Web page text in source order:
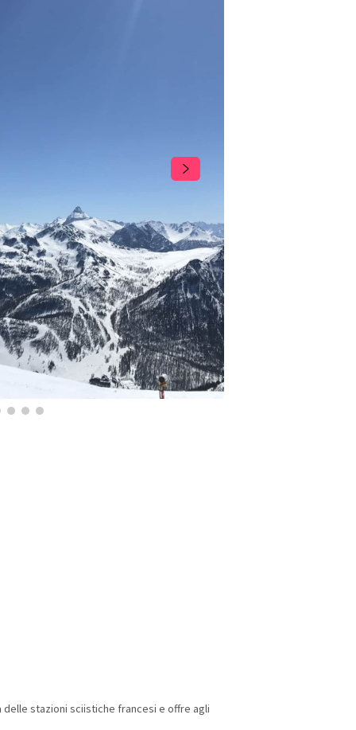
delle stazioni sciistiche francesi e offre agli